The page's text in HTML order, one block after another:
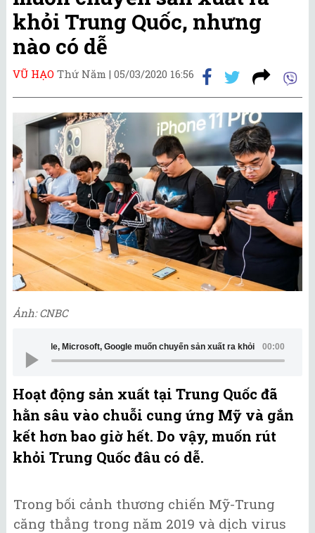
khỏi Trung Quốc, nhưng
nào có dễ
VŨ HẠO Thứ Năm | 05/03/2020 16:56
Ảnh: CNBC
00:00
Google muốn chuyển sản xuất ra khỏi Trung Quốc, nhưng nào có dễ
Hoạt động sản xuất tại Trung Quốc đã
hằn sâu vào chuỗi cung ứng Mỹ và gắn
kết hơn bao giờ hết. Do vậy, muốn rút
khỏi Trung Quốc đâu có dễ.
Trong bối cảnh thương chiến Mỹ-Trung
căng thẳng trong năm 2019 và dịch virus